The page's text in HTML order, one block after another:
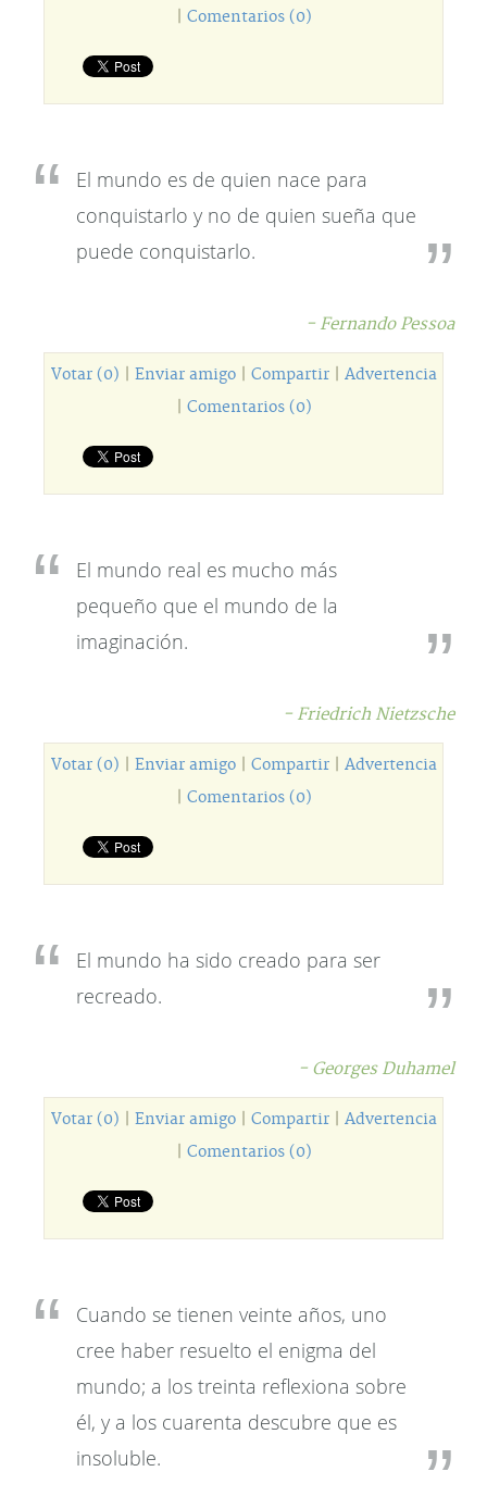
Comentarios (0)
El mundo es de quien nace para
conquistarlo y no de quien sueña que
puede conquistarlo.
- Fernando Pessoa
Votar (0) Enviar amigo| Compartir| Advertencia
Comentarios (0)
El mundo real es mucho más
pequeño que el mundo de la
imaginación.
- Friedrich Nietzsche
Votar (0) Enviar amigo| Compartir| Advertencia
Comentarios (0)
El mundo ha sido creado para ser
recreado.
- Georges Duhamel
Votar (0) Enviar amigo| Compartir| Advertencia
Comentarios (0)
Cuando se tienen veinte años, uno
cree haber resuelto el enigma del
mundo; a los treinta reflexiona sobre
él, y a los cuarenta descubre que es
insoluble.